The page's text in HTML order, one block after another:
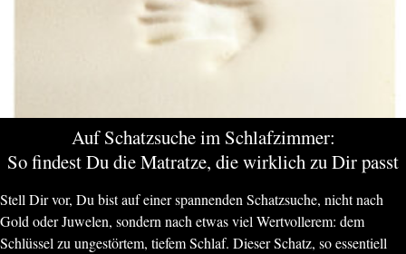
Auf Schatzsuche im Schlafzimmer:
So findest Du die Matratze, die wirklich zu Dir passt
Stell Dir vor, Du bist auf einer spannenden Schatzsuche, nicht nach
Gold oder Juwelen, sondern nach etwas viel Wertvollerem: dem
Schlüssel zu ungestörtem, tiefem Schlaf. Dieser Schatz, so essentiell